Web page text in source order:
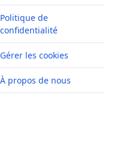
Politique de
confidentialité
Gérer les cookies
À propos de nous